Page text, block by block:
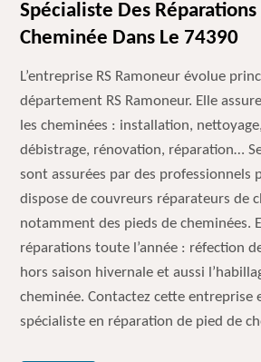
Spécialiste Des
Cheminée Dans Le 74390
L’entreprise RS Ramoneur évolue
département RS Ramoneur. Elle
les cheminées : installation,
débistrage, rénovation, réparation…
sont assurées par des professionnels
dispose de couvreurs réparateurs de
notamment des pieds de cheminées.
réparations toute l’année : réfection
hors saison hivernale et aussi
cheminée. Contactez cette entreprise
spécialiste en réparation de pied de